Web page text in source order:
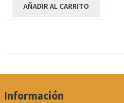
AÑADIR AL CARRITO
Información